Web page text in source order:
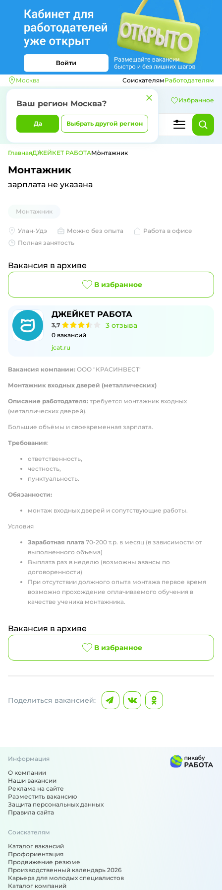
Москва
Ваш регион Москва?
Да Выбрать другой регион
СоискателямРаботодателям
Избранное
ГлавнаяДЖЕЙКЕТ РАБОТАМонтажник
Монтажник
зарплата не указана
Монтажник
Улан-Удэ Можно без опыта
Работа в офисе
Полная занятость
Вакансия в архиве
В избранное
ДЖЕЙКЕТ РАБОТА
3,7 3 отзыва
0 вакансий
jcat.ru
Вакансия компании: ООО "КРАСИНВЕСТ"
Монтажник входных дверей (металлических)
Описание работодателя: требуется монтажник входных
(металлических дверей).
Большие объёмы и своевременная зарплата.
Требования:
ответственность,
честность,
пунктуальность.
Обязанности:
монтаж входных дверей и сопутствующие работы.
Условия
Заработная плата 70-200 т.р. в месяц (в зависимости от
выполненного объема)
Выплата раз в неделю (возможны авансы по
договоренности)
При отсутствии должного опыта монтажа первое время
возможно прохождение оплачиваемого обучения в
качестве ученика монтажника.
Вакансия в архиве
В избранное
Поделиться вакансией:
Информация
О компании
Наши вакансии
Реклама на сайте
Разместить вакансию
Защита персональных данных
Правила сайта
Соискателям
Каталог вакансий
Профориентация
Продвижение резюме
Производственный календарь 2026
Карьера для молодых специалистов
Каталог компаний